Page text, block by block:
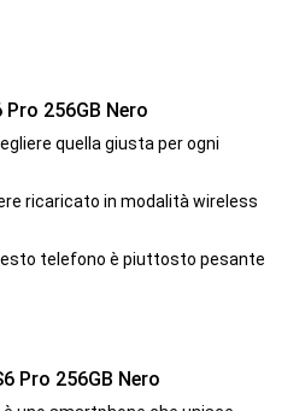
256GB Nero
quella giusta per ogni
ricaricato in modalità wireless
telefono è piuttosto pesante
Pro 256GB Nero